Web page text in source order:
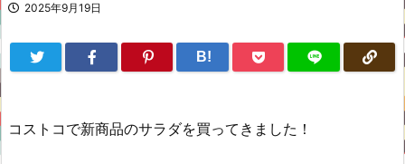
2025年9月19日
B!
コストコで新商品のサラダを買ってきました！